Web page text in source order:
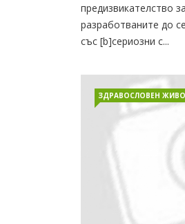
предизвикателство
разработваните до
със [b]сериозни с...
ЗДРАВОСЛОВЕН